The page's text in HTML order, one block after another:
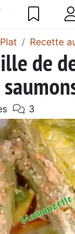
Plat Recette
de